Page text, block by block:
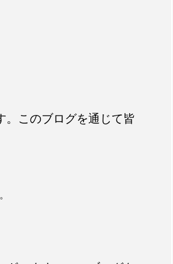
。このブログを通じて皆